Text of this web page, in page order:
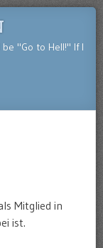
"Go to Hell!" If I
Mitglied in
ist.